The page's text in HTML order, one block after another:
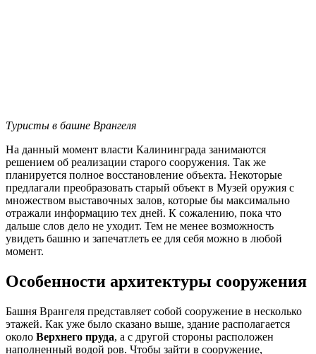
Туристы в башне Врангеля
На данный момент власти Калининграда занимаются
решением об реализации старого сооружения. Так же
планируется полное восстановление объекта. Некоторые
предлагали преобразовать старый объект в Музей оружия с
множеством выставочных залов, которые бы максимально
отражали информацию тех дней. К сожалению, пока что
дальше слов дело не уходит. Тем не менее возможность
увидеть башню и запечатлеть ее для себя можно в любой
момент.
Особенности архитектуры сооружения
Башня Врангеля представляет собой сооружение в несколько
этажей. Как уже было сказано выше, здание располагается
около Верхнего пруда, а с другой стороны расположен
наполненный водой ров. Чтобы зайти в сооружение,